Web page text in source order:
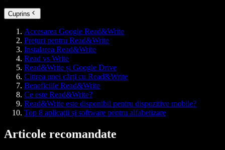
Cuprins
Accesarea Google Read&Write
Prețuri pentru Read&Write
Instalarea Read&Write
Read vs Write
Read&Write și Google Drive
Citirea unei cărți cu Read&Write
Beneficiile Read&Write
Ce este Read&Write?
Read&Write este disponibil pentru dispozitive mobile?
Top 8 aplicații și software pentru alfabetizare
Articole recomandate